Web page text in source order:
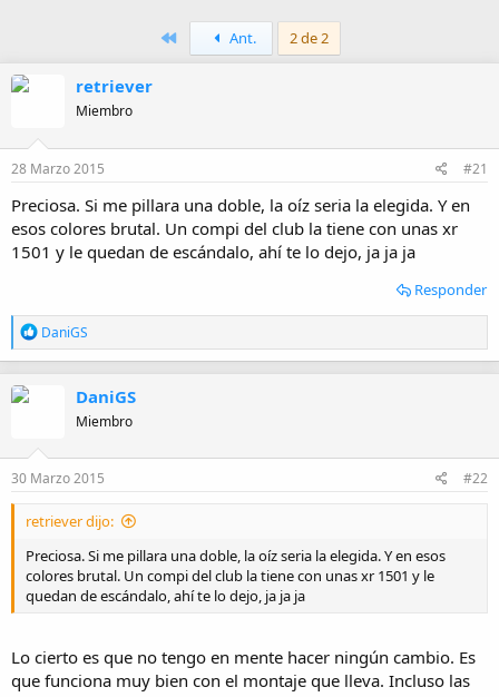
d
e
n
i
i
o
PrimeroAnt. 2 de 2
retriever
Miembro
28 Marzo 2015 #21
Preciosa. Si me pillara una doble, la oíz seria la elegida. Y en
esos colores brutal. Un compi del club la tiene con unas xr
1501 y le quedan de escándalo, ahí te lo dejo, ja ja ja
Responder
R
e
a
n
e
DaniGS
DaniGS
Miembro
30 Marzo 2015 #22
retriever dijo:
Preciosa. Si me pillara una doble, la oíz seria la elegida. Y en esos
colores brutal. Un compi del club la tiene con unas xr 1501 y le
quedan de escándalo, ahí te lo dejo, ja ja ja
Lo cierto es que no tengo en mente hacer ningún cambio. Es
que funciona muy bien con el montaje que lleva. Incluso las